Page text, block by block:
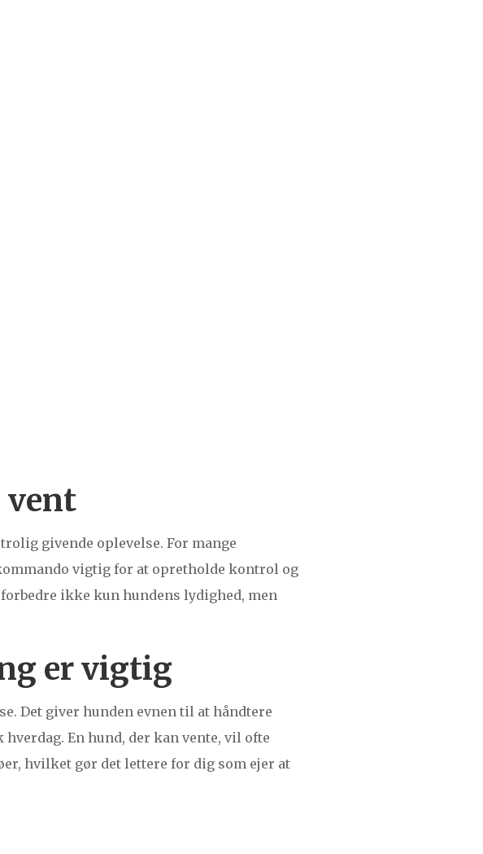
givende oplevelse. For mange
vigtig for at opretholde kontrol og
ikke kun hundens lydighed, men
er vigtig
Det giver hunden evnen til at håndtere
En hund, der kan vente, vil ofte
hvilket gør det lettere for dig som ejer at